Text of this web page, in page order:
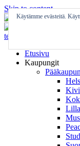
Skip to content
Etusivu
Kaupungit
Käytämme evästeitä.